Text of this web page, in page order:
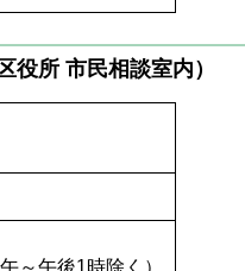
役所 市民相談室内）
～午後1時除く）